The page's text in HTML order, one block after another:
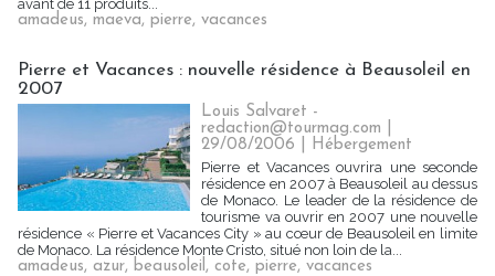
avant de 11 produits...
amadeus, maeva, pierre, vacances
Pierre et Vacances : nouvelle résidence à Beausoleil en
2007
Louis Salvaret -
redaction@tourmag.com |
29/08/2006
Hébergement
Pierre et Vacances ouvrira une seconde
résidence en 2007 à Beausoleil au dessus
de Monaco. Le leader de la résidence de
tourisme va ouvrir en 2007 une nouvelle
résidence « Pierre et Vacances City » au cœur de Beausoleil en limite
de Monaco. La résidence Monte Cristo, situé non loin de la...
amadeus, azur, beausoleil, cote, pierre, vacances